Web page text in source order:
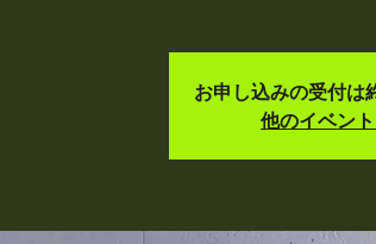
お申し込みの受付は
他のイベン